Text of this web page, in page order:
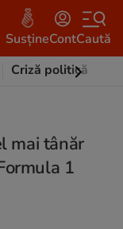
SusțineContCaută
Criză politică
mai tânăr
1